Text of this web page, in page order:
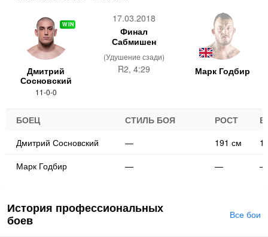
WIN
Дмитрий
Сосновский
11-0-0
17.03.2018
Финал
Сабмишен
(Удушение сзади)
R2, 4:29 Марк Годбир
БОЕЦ СТИЛЬ БОЯ РОСТ
Дмитрий Сосновский
— 191 см
Марк Годбир
— — —
История профессиональных
боев
Все бои